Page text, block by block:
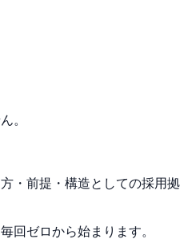
。
・前提・構造としての採用
回ゼロから始まります。